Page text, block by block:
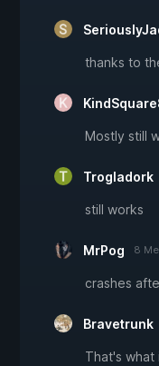
thanks to
Mostly still
Trogladork
still works
MrPog 8
crashes
Bravetrunk
That's what